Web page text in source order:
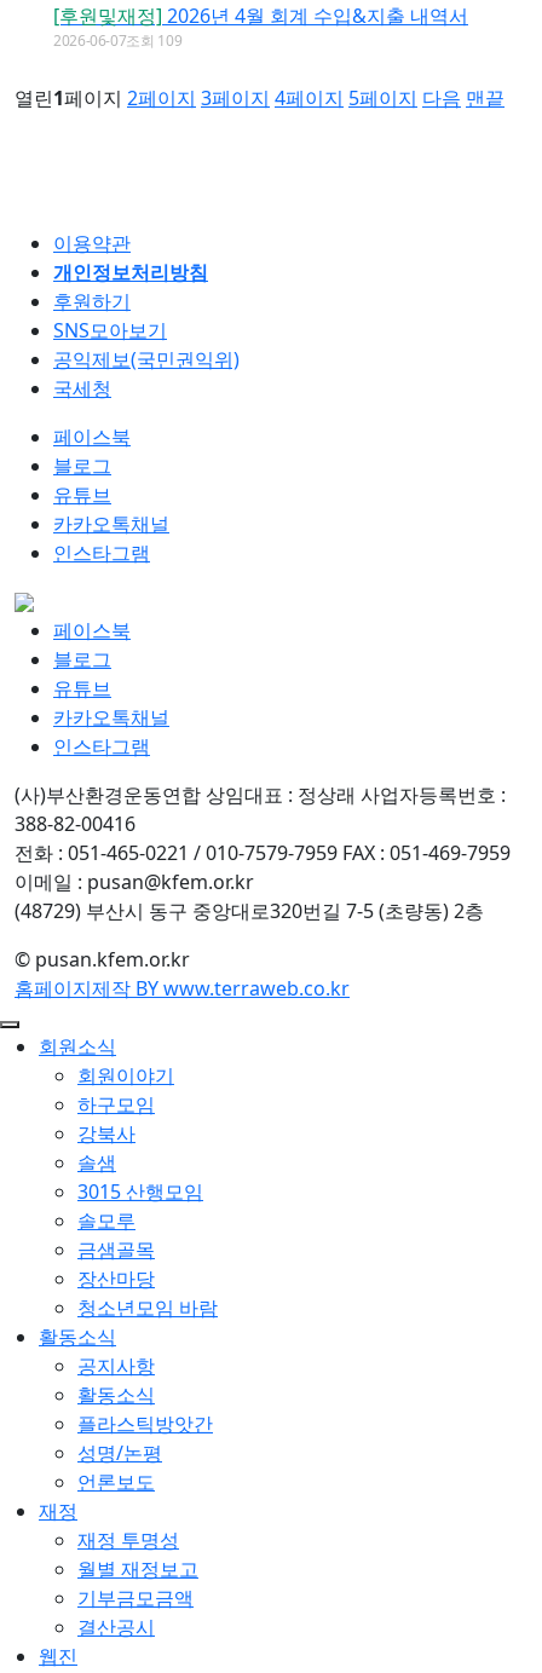
[후원및재정] 2026년 4월 회계 수입&지출 내역서
2026-06-07조회 109
열린1페이지 2페이지 3페이지 4페이지 5페이지 다음 맨끝
이용약관
개인정보처리방침
후원하기
SNS모아보기
공익제보(국민권익위)
국세청
페이스북
블로그
유튜브
카카오톡채널
인스타그램
페이스북
블로그
유튜브
카카오톡채널
인스타그램
(사)부산환경운동연합상임대표 : 정상래 사업자등록번호 :
388-82-00416
전화 : 051-465-0221 / 010-7579-7959 FAX : 051-469-7959
이메일 : pusan@kfem.or.kr
(48729) 부산시 동구 중앙대로320번길 7-5 (초량동) 2층
© pusan.kfem.or.kr
홈페이지제작 BY www.terraweb.co.kr
회원소식
회원이야기
하구모임
강북사
솔샘
3015 산행모임
솔모루
금샘골목
장산마당
청소년모임 바람
활동소식
공지사항
활동소식
플라스틱방앗간
성명/논평
언론보도
재정
재정 투명성
월별 재정보고
기부금모금액
결산공시
웹진